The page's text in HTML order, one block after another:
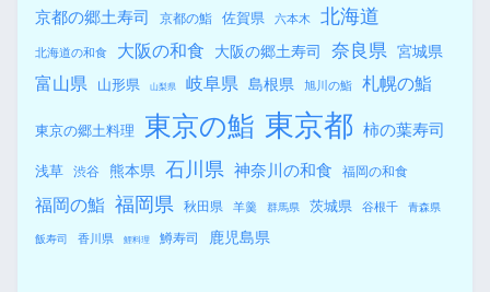
京都の郷土寿司 京都の鮨 佐賀県 六本木 北海道
北海道の和食 大阪の和食 大阪の郷土寿司 奈良県 宮城県
富山県 山形県 山梨県 岐阜県 島根県 旭川の鮨 札幌の鮨
東京の郷土料理 東京の鮨 東京都 柿の葉寿司
浅草 渋谷 熊本県 石川県 神奈川の和食 福岡の和食
福岡の鮨 福岡県 秋田県 羊羹 群馬県 茨城県 谷根千 青森県
飯寿司 香川県 鯉料理 鱒寿司 鹿児島県